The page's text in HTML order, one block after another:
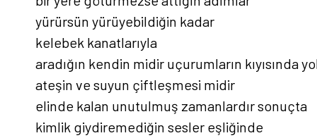
yürürsün yürüyebildiğin kadar
kelebek kanatlarıyla
aradığın kendin midir uçurumların kıyısında
ateşin ve suyun çiftleşmesi midir
elinde kalan unutulmuş zamanlardır sonuçta
kimlik giydiremediğin sesler eşliğinde